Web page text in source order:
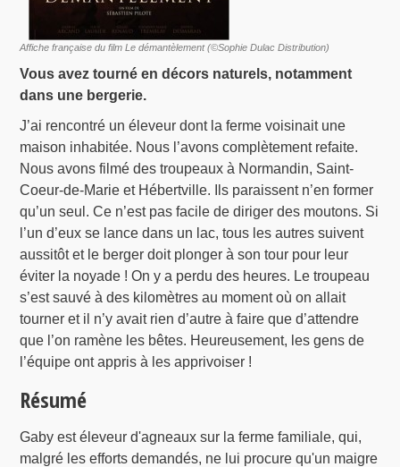
Affiche française du film Le démantèlement (©Sophie Dulac Distribution)
Vous avez tourné en décors naturels, notamment
dans une bergerie.
J’ai rencontré un éleveur dont la ferme voisinait une
maison inhabitée. Nous l’avons complètement refaite.
Nous avons filmé des troupeaux à Normandin, Saint-
Coeur-de-Marie et Hébertville. Ils paraissent n’en former
qu’un seul. Ce n’est pas facile de diriger des moutons. Si
l’un d’eux se lance dans un lac, tous les autres suivent
aussitôt et le berger doit plonger à son tour pour leur
éviter la noyade ! On y a perdu des heures. Le troupeau
s’est sauvé à des kilomètres au moment où on allait
tourner et il n’y avait rien d’autre à faire que d’attendre
que l’on ramène les bêtes. Heureusement, les gens de
l’équipe ont appris à les apprivoiser !
Résumé
Gaby est éleveur d'agneaux sur la ferme familiale, qui,
malgré les efforts demandés, ne lui procure qu'un maigre